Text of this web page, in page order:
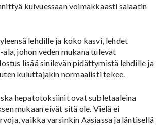
kuivuessaan voimakkaasti salaatin
lehdille ja koko kasvi, lehdet
johon veden mukana tulevat
lisää sinilevän pidättymistä lehdille ja
kuluttajakin normaalisti tekee.
hepatotoksiinit ovat subletaaleina
mukaan eivät sitä ole. Vielä ei
vaikka varsinkin Aasiassa ja läntisellä